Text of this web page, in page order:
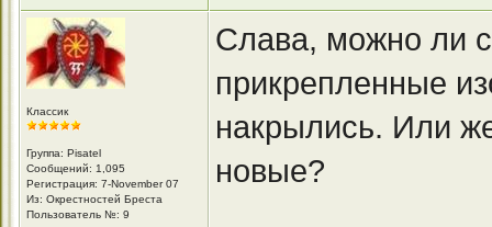
Классик
Группа: Pisatel
Сообщений: 1,095
Регистрация: 7-November 07
Из: Окрестностей Бреста
Пользователь №: 9
Слава, можно ли
прикрепленные
накрылись. Или
новые?